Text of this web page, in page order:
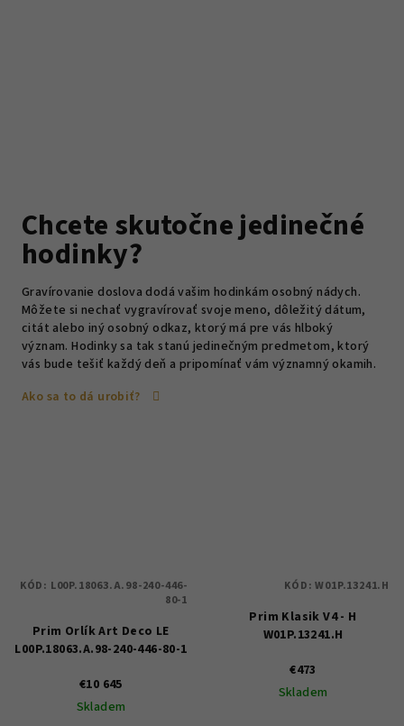
Chcete skutočne jedinečné
hodinky?
Gravírovanie doslova dodá vašim hodinkám osobný nádych.
Môžete si nechať vygravírovať svoje meno, dôležitý dátum,
citát alebo iný osobný odkaz, ktorý má pre vás hlboký
význam. Hodinky sa tak stanú jedinečným predmetom, ktorý
vás bude tešiť každý deň a pripomínať vám významný okamih.
Ako sa to dá urobiť?
Prim Orlík Art Deco LE
L00P.18063.A.98-240-446-80-1
€10 645
Skladem
KÓD: L00P.18063.A.98-240-446-
80-1
Prim Klasik V4 - H
W01P.13241.H
€473
Skladem
KÓD:W01P.13241.H